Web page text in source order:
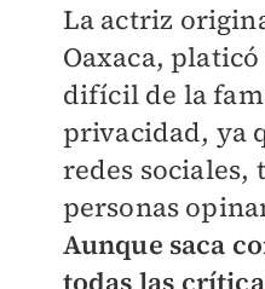
La actriz
Oaxaca,
difícil de la
privacidad, ya
redes sociales,
personas
Aunque saca
todas las